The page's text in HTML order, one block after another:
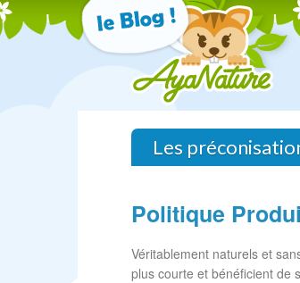
Les
Politique
Véritablement naturels et
plus courte et bénéficient de